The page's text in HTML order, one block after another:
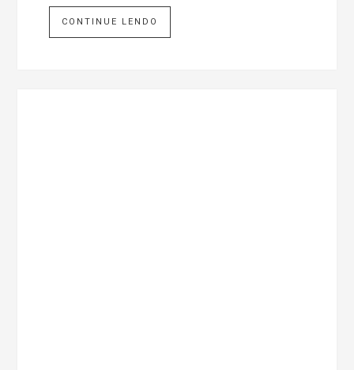
CONTINUE LENDO